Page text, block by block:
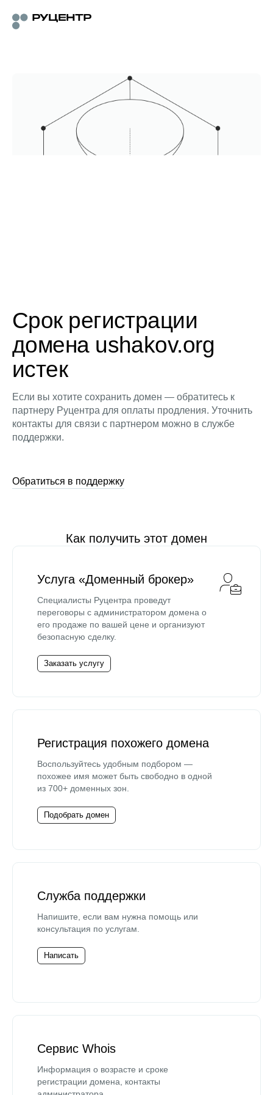
Срок регистрации
домена ushakov.org
истек
Если вы хотите сохранить домен — обратитесь к
партнеру Руцентра для оплаты продления. Уточнить
контакты для связи с партнером можно в службе
поддержки.
Обратиться в поддержку
Как получить этот домен
Услуга «Доменный брокер»
Специалисты Руцентра проведут
переговоры с администратором домена о
его продаже по вашей цене и организуют
безопасную сделку.
Заказать услугу
Регистрация похожего домена
Воспользуйтесь удобным подбором —
похожее имя может быть свободно в одной
из 700+ доменных зон.
Подобрать домен
Служба поддержки
Напишите, если вам нужна помощь или
консультация по услугам.
Написать
Сервис Whois
Информация о возрасте и сроке
регистрации домена, контакты